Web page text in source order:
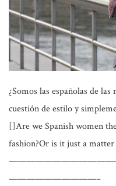
¿Somos las españolas de
cuestión de estilo y
[]Are we Spanish women
fashion?Or is it just a
——————————–